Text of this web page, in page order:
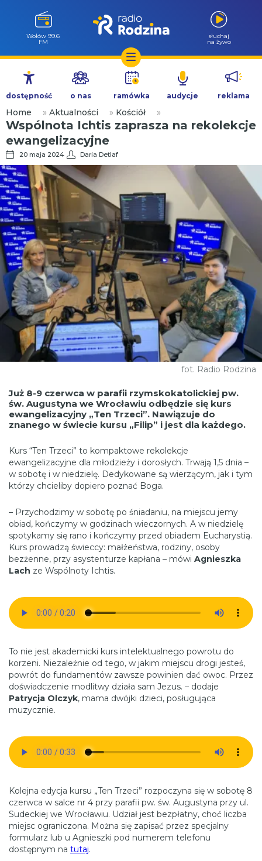
Przejdź
treści
Milicz 88.5
FM
słuchaj
na żywo
dostępność o nas ramówka audycje reklama
Home » Aktualności » Kościół »
Wspólnota Ichtis zaprasza na rekolekcje
ewangelizacyjne
20 maja 2024 Daria Detlaf
fot. Radio Rodzina
Już 8-9 czerwca w parafii rzymskokatolickiej pw.
św. Augustyna we Wrocławiu odbędzie się kurs
ewangelizacyjny „Ten Trzeci”. Nawiązuje do
znanego w świecie kursu „Filip” i jest dla każdego.
Kurs “Ten Trzeci” to kompaktowe rekolekcje
ewangelizacyjne dla młodzieży i dorosłych. Trwają 1,5 dnia –
w sobotę i w niedzielę. Dedykowane są wierzącym, jak i tym
którzy chcieliby dopiero poznać Boga.
– Przychodzimy w sobotę po śniadaniu, na miejscu jemy
obiad, kończymy w godzinach wieczornych. A w niedzielę
spotykamy się rano i kończymy przed obiadem Eucharystią.
Kurs prowadzą świeccy: małżeństwa, rodziny, osoby
bezżenne, przy asystenturze kapłana – mówi Agnieszka
Lach ze Wspólnoty Ichtis.
To nie jest akademicki kurs intelektualnego powrotu do
korzeni. Niezależnie od tego, w jakim miejscu drogi jesteś,
powrót do fundamentów zawsze powinien dać owoc. Przez
doświadczenie modlitwy działa sam Jezus. – dodaje
Patrycja Olczyk, mama dwójki dzieci, posługująca
muzycznie.
Kolejna edycja kursu „Ten Trzeci” rozpoczyna się w sobotę 8
czerwca w salce nr 4 przy parafii pw. św. Augustyna przy ul.
Sudeckiej we Wrocławiu. Udział jest bezpłatny, choć liczba
miejsc ograniczona. Można się zapisać przez specjalny
formularz lub u Agnieszki pod numerem telefonu
dostępnym na tutaj.